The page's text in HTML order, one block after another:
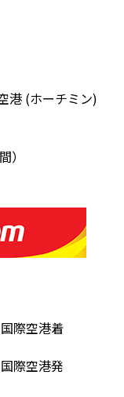
港 (ホーチミン)
）
際空港着
際空港発